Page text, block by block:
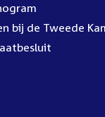
bij de Tweede